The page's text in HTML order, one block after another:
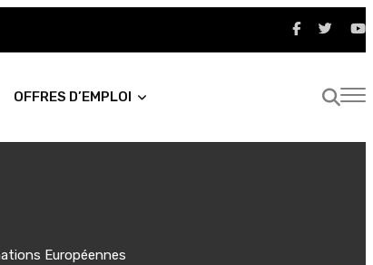
OFFRES D’EMPLOI
Européennes